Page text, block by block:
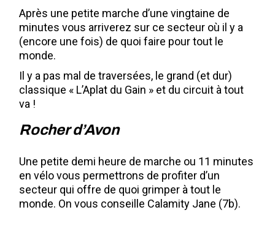
Après une petite marche d’une vingtaine de
minutes vous arriverez sur ce secteur où il y a
(encore une fois) de quoi faire pour tout le
monde.
Il y a pas mal de traversées, le grand (et dur)
classique « L’Aplat du Gain » et du circuit à tout
va !
Rocher d’Avon
Une petite demi heure de marche ou 11 minutes
en vélo vous permettrons de profiter d’un
secteur qui offre de quoi grimper à tout le
monde. On vous conseille Calamity Jane (7b).